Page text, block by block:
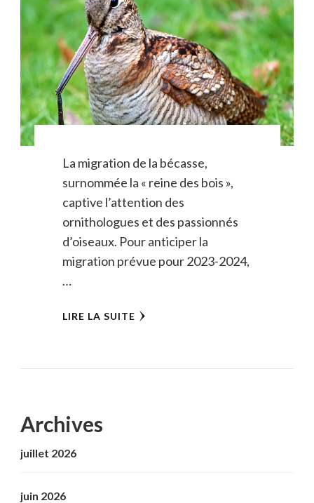
La migration de la bécasse,
surnommée la « reine des bois »,
captive l’attention des
ornithologues et des passionnés
d’oiseaux. Pour anticiper la
migration prévue pour 2023-2024,
…
LIRE LA SUITE
Archives
juillet 2026
juin 2026